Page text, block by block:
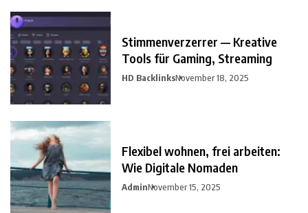
Stimmenverzerrer — Kreative
Tools für Gaming, Streaming
HD BacklinksNovember 18, 2025
Flexibel wohnen, frei arbeiten:
Wie Digitale Nomaden
AdminNovember 15, 2025